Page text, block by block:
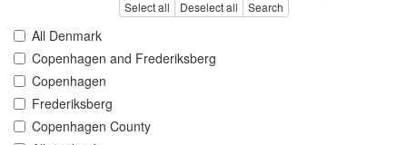
Select all Deselect all Search
All Denmark
Copenhagen and Frederiksberg
Copenhagen
Frederiksberg
Copenhagen County